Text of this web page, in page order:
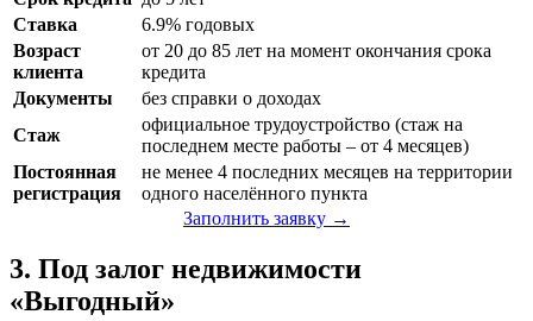
Ставка
6.9% годовых
Возраст
клиента
от 20 до 85 лет на момент окончания срока
кредита
Документы
без справки о доходах
Стаж
официальное трудоустройство (стаж на
последнем месте работы – от 4 месяцев)
Постоянная
регистрация
не менее 4 последних месяцев на территории
одного населённого пункта
Заполнить заявку →
3. Под залог недвижимости
«Выгодный»